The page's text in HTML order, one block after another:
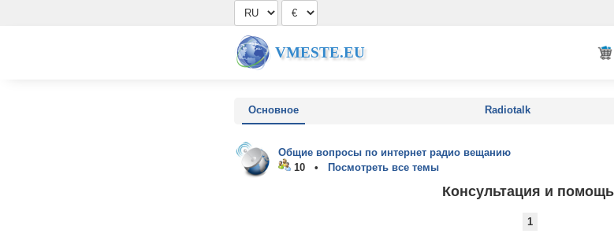
VMESTE.EU
Основное Radiotalk
Общие вопросы по интернет радио вещанию
10 •
Посмотреть все темы
Консультация и
1